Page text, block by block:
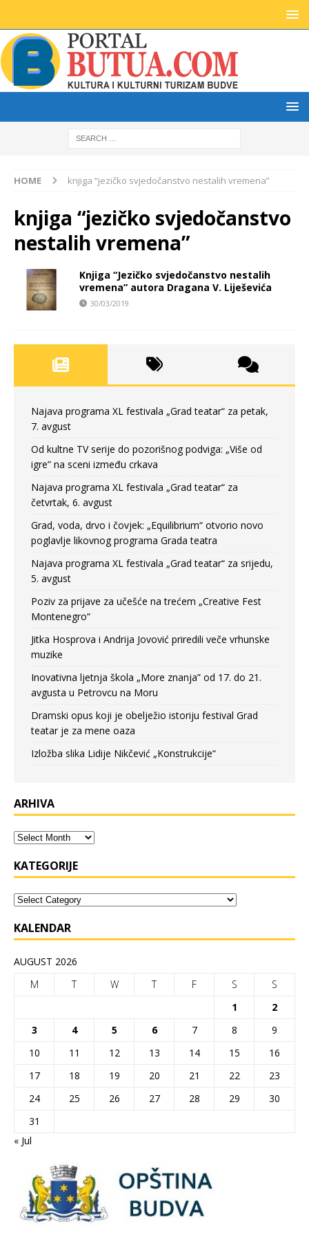
HOME knjiga “jezičko svjedočanstvo nestalih vremena”
knjiga “jezičko svjedočanstvo
nestalih vremena”
Knjiga “Jezičko svjedočanstvo nestalih
vremena” autora Dragana V. Liješevića
30/03/2019
Najava programa XL festivala „Grad teatar“ za petak,
7. avgust
Od kultne TV serije do pozorišnog podviga: „Više od
igre” na sceni između crkava
Najava programa XL festivala „Grad teatar“ za
četvrtak, 6. avgust
Grad, voda, drvo i čovjek: „Equilibrium“ otvorio novo
poglavlje likovnog programa Grada teatra
Najava programa XL festivala „Grad teatar“ za srijedu,
5. avgust
Poziv za prijave za učešće na trećem „Creative Fest
Montenegro“
Jitka Hosprova i Andrija Jovović priredili veče vrhunske
muzike
Inovativna ljetnja škola „More znanja” od 17. do 21.
avgusta u Petrovcu na Moru
Dramski opus koji je obelježio istoriju festival Grad
teatar je za mene oaza
Izložba slika Lidije Nikčević „Konstrukcije“
ARHIVA
KATEGORIJE
KALENDAR
AUGUST 2026
M
T W T F S
S
1
2
3
4 5 6 7 8
9
10
11 12 13 14 15
16
17
18 19 20 21 22
23
24
25 26 27 28 29
30
31
« Jul